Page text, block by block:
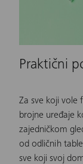
Praktični
Za sve koji vole
brojne uređaje
zajedničkom
od odličnih
sve koji svoj